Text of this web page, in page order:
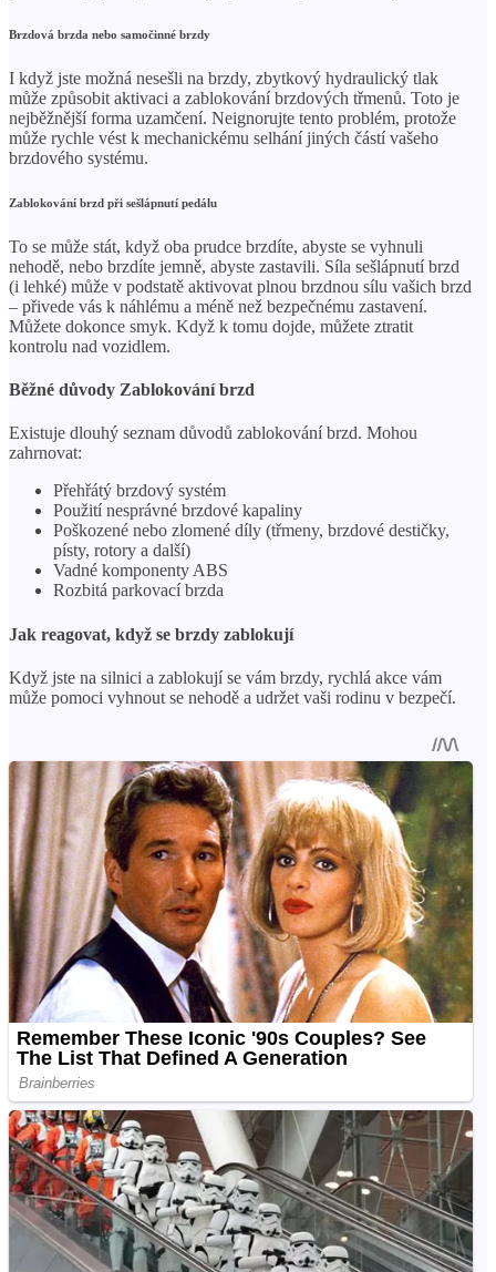
Brzdová brzda nebo samočinné brzdy
I když jste možná nesešli na brzdy, zbytkový hydraulický tlak
může způsobit aktivaci a zablokování brzdových třmenů. Toto je
nejběžnější forma uzamčení. Neignorujte tento problém, protože
může rychle vést k mechanickému selhání jiných částí vašeho
brzdového systému.
Zablokování brzd při sešlápnutí pedálu
To se může stát, když oba prudce brzdíte, abyste se vyhnuli
nehodě, nebo brzdíte jemně, abyste zastavili. Síla sešlápnutí brzd
(i lehké) může v podstatě aktivovat plnou brzdnou sílu vašich brzd
– přivede vás k náhlému a méně než bezpečnému zastavení.
Můžete dokonce smyk. Když k tomu dojde, můžete ztratit
kontrolu nad vozidlem.
Běžné důvody Zablokování brzd
Existuje dlouhý seznam důvodů zablokování brzd. Mohou
zahrnovat:
Přehřátý brzdový systém
Použití nesprávné brzdové kapaliny
Poškozené nebo zlomené díly (třmeny, brzdové destičky,
písty, rotory a další)
Vadné komponenty ABS
Rozbitá parkovací brzda
Jak reagovat, když se brzdy zablokují
Když jste na silnici a zablokují se vám brzdy, rychlá akce vám
může pomoci vyhnout se nehodě a udržet vaši rodinu v bezpečí.